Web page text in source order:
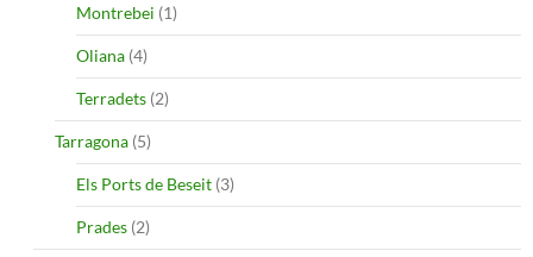
Montrebei (1)
Oliana (4)
Terradets (2)
Tarragona (5)
Els Ports de Beseit (3)
Prades (2)